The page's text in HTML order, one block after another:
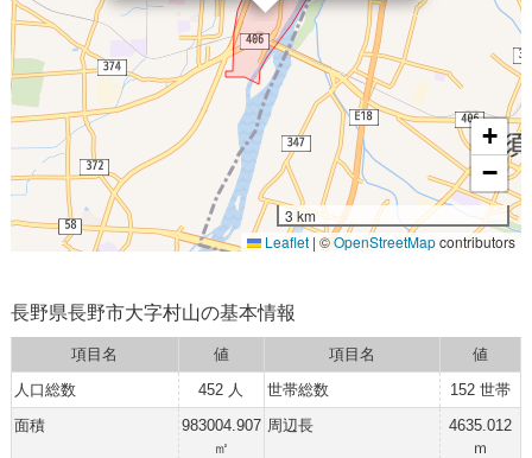
+
−
3 km
Leaflet | ©OpenStreetMapcontributors
長野県長野市大字村山の基本情報
項目名 値 項目名
値
人口総数
452 人 世帯総数
152 世帯
面積
983004.907
㎡
周辺長
4635.012
ｍ